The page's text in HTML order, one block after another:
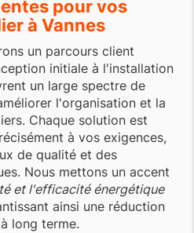
pour vos
à Vannes
un parcours client
initiale à l'installation
un large spectre de
l'organisation et la
Chaque solution est
à vos exigences,
de qualité et des
Nous mettons un accent
et l'efficacité énergétique
ainsi une réduction
long terme.